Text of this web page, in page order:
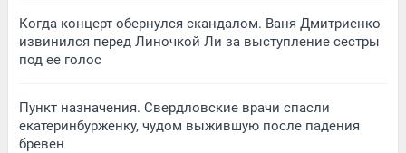
Когда концерт обернулся скандалом. Ваня Дмитриенко
извинился перед Линочкой Ли за выступление сестры
под ее голос
Пункт назначения. Свердловские врачи спасли
екатеринбурженку, чудом выжившую после падения
бревен